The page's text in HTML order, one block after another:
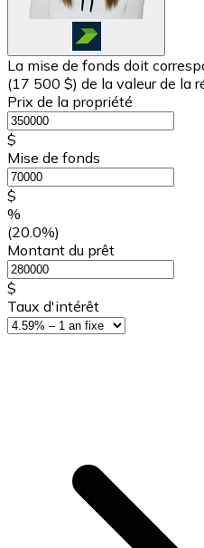
La mise de fonds doit
(17 500 $) de la valeur de la
Prix de la propriété
$
Mise de fonds
$
%
(20.0%)
Montant du prêt
$
Taux d'intérêt